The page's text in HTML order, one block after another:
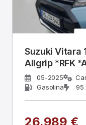
Suzuki Vitara
Allgrip *RFK
05-2025
Gasolina
95
26.989 €